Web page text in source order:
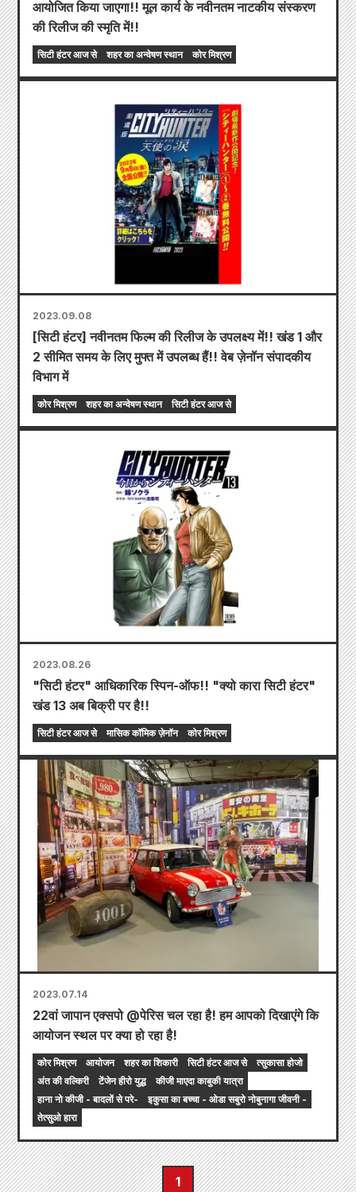
आयोजित किया जाएगा!! मूल कार्य के नवीनतम नाटकीय संस्करण
की रिलीज की स्मृति में!!
सिटी हंटर आज से शहर का अन्वेषण स्थान कोर मिश्रण
2023.09.08
[सिटी हंटर] नवीनतम फिल्म की रिलीज के उपलक्ष्य में!! खंड 1 और
2 सीमित समय के लिए मुफ्त में उपलब्ध हैं!! वेब ज़ेनॉन संपादकीय
विभाग में
कोर मिश्रण शहर का अन्वेषण स्थान सिटी हंटर आज से
2023.08.26
"सिटी हंटर" आधिकारिक स्पिन-ऑफ!! "क्यो कारा सिटी हंटर"
खंड 13 अब बिक्री पर है!!
सिटी हंटर आज से मासिक कॉमिक ज़ेनॉन कोर मिश्रण
2023.07.14
22वां जापान एक्सपो @पेरिस चल रहा है! हम आपको दिखाएंगे कि
आयोजन स्थल पर क्या हो रहा है!
कोर मिश्रण आयोजन शहर का शिकारी सिटी हंटर आज से
त्सुकासा होजो
अंत की वल्किरी
टेंजेन हीरो युद्ध
कीजी माएदा काबुकी यात्रा
हाना नो कीजी - बादलों से परे-
इकुसा का बच्चा - ओडा सबुरो नोबुनागा जीवनी -
तेत्सुओ हारा
1